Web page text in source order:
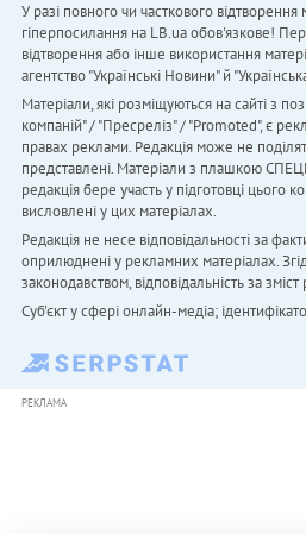
У разі повного чи часткового відтворення
гіперпосилання на LB.ua обов'язкове!
відтворення або інше використання
агентство "Українськi Новини" й
Матеріали, які розміщуються на сайті з
компаній" / "Пресреліз" / "Promoted", є
правах реклами. Редакція може не
представлені. Матеріали з плашкою
редакція бере участь у підготовці цього
висловлені у цих матеріалах.
Редакція не несе відповідальності за
оприлюднені у рекламних матеріалах.
законодавством, відповідальність за
Cуб'єкт у сфері онлайн-медіа;
РЕКЛАМА